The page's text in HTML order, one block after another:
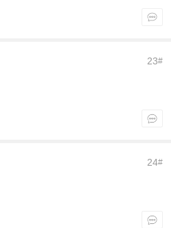
23#
24#